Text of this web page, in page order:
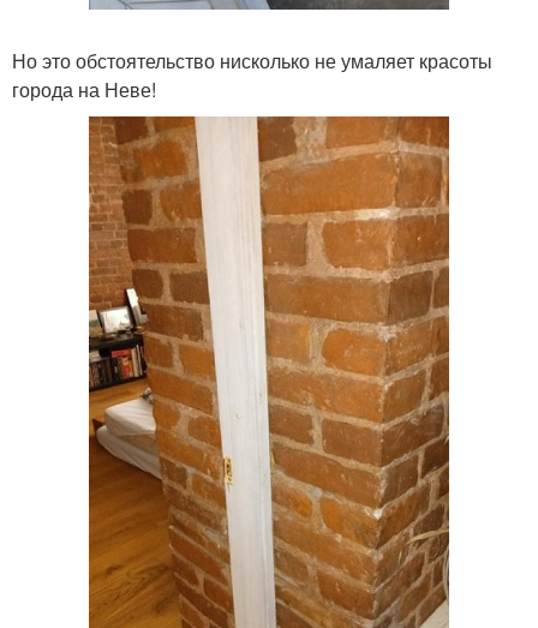
Но это обстоятельство нисколько не умаляет красоты
города на Неве!